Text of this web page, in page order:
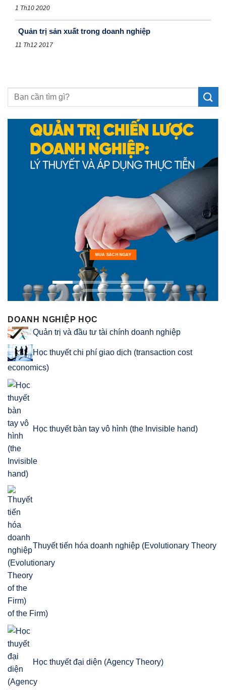
1 Th10 2020
Quản trị sản xuất trong doanh nghiệp
11 Th12 2017
MUA SÁCH NGAY
DOANH NGHIỆP HỌC
Quản trị và đầu tư tài chính doanh nghiệp
Học thuyết chi phí giao dịch (transaction cost
economics)
Học thuyết bàn tay vô hình (the Invisible hand)
Thuyết tiến hóa doanh nghiệp (Evolutionary Theory
of the Firm)
Học thuyết đại diện (Agency Theory)